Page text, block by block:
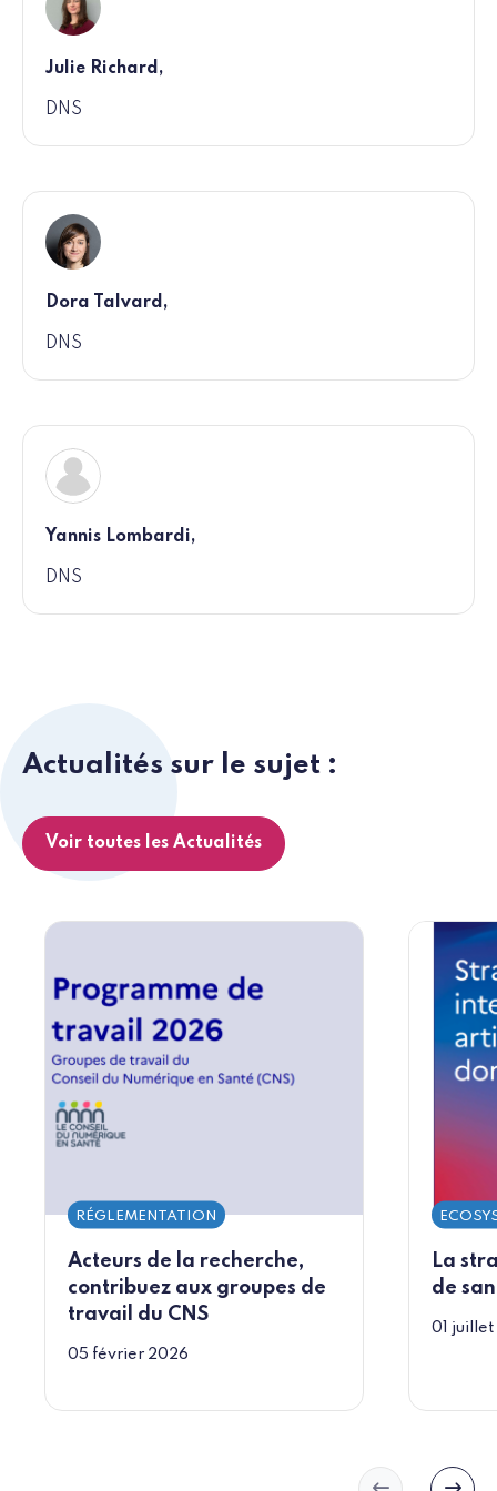
Julie Richard,
DNS
Dora Talvard,
DNS
Yannis Lombardi,
DNS
Actualités sur le sujet :
Voir toutes les Actualités
Acteurs de la recherche,
contribuez aux groupes de
travail du CNS
RÉGLEMENTATION
05 février 2026
La
de
01